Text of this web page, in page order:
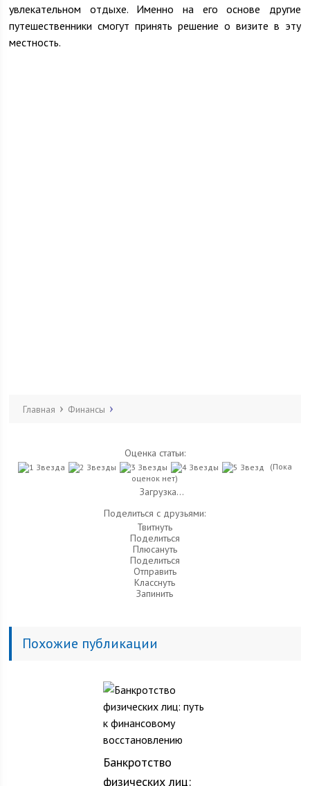
увлекательном отдыхе. Именно на его основе другие
путешественники смогут принять решение о визите в эту
местность.
Главная Финансы
Оценка статьи:
(Пока
оценок нет)
Загрузка...
Поделиться с друзьями:
Твитнуть
Поделиться
Плюсануть
Поделиться
Отправить
Класснуть
Запинить
Похожие публикации
Банкротство
физических лиц: